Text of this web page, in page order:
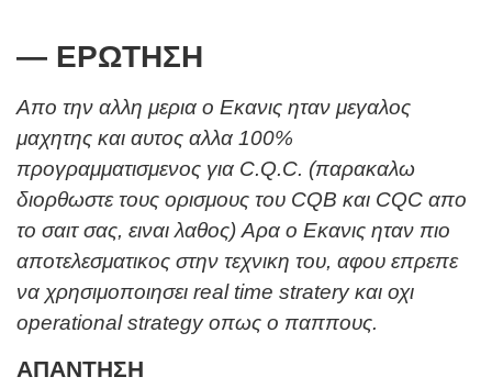
— ΕΡΩΤΗΣΗ
Απο την αλλη μερια ο Εκανις ηταν μεγαλος
μαχητης και αυτος αλλα 100%
προγραμματισμενος για C.Q.C. (παρακαλω
διορθωστε τους ορισμους του CQB και CQC απο
το σαιτ σας, ειναι λαθος) Αρα ο Εκανις ηταν πιο
αποτελεσματικος στην τεχνικη του, αφου επρεπε
να χρησιμοποιησει real time stratery και οχι
operational strategy οπως ο παππους.
ΑΠΑΝΤΗΣΗ